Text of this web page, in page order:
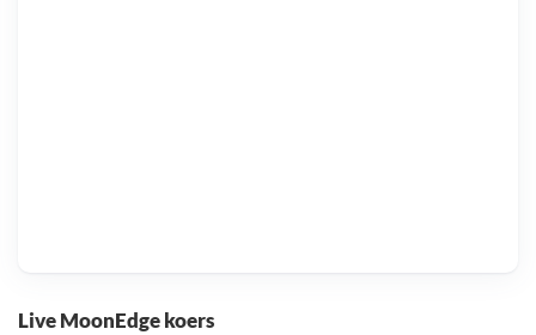
Live MoonEdge koers